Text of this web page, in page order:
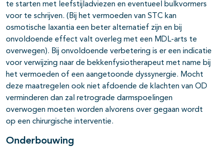
te starten met leefstijladviezen en eventueel bulkvormers
voor te schrijven. (Bij het vermoeden van STC kan
osmotische laxantia een beter alternatief zijn en bij
onvoldoende effect valt overleg met een MDL-arts te
overwegen). Bij onvoldoende verbetering is er een indicatie
voor verwijzing naar de bekkenfysiotherapeut met name bij
het vermoeden of een aangetoonde dyssynergie. Mocht
deze maatregelen ook niet afdoende de klachten van OD
verminderen dan zal retrograde darmspoelingen
overwogen moeten worden alvorens over gegaan wordt
op een chirurgische interventie.
Onderbouwing